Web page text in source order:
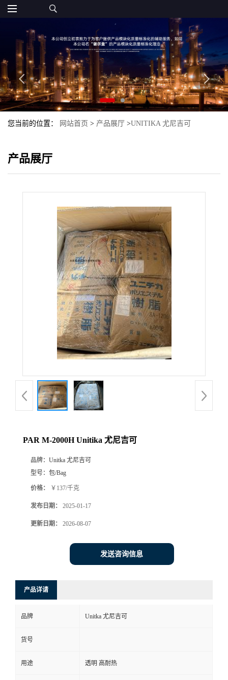
您当前的位置： 网站首页 > 产品展厅 >UNITIKA 尤尼吉可
产品展厅
PAR M-2000H Unitika 尤尼吉可
品牌： Unitka 尤尼吉可
型号： 包/Bag
价格： ￥137/千克
发布日期： 2025-01-17
更新日期： 2026-08-07
发送咨询信息
产品详请
品牌 Unitka 尤尼吉可
货号
用途 透明 高耐热